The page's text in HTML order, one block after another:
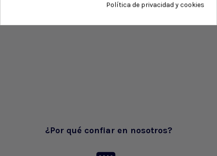
¿Por qué confiar en nosotros?
Política de privacidad y cookies